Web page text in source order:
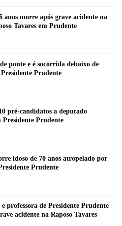
anos morre após grave acidente na
Tavares em Prudente
ponte e é socorrida debaixo de
Prudente
pré-candidatos a deputado
Presidente Prudente
idoso de 70 anos atropelado por
Prudente
professora de Presidente Prudente
acidente na Raposo Tavares